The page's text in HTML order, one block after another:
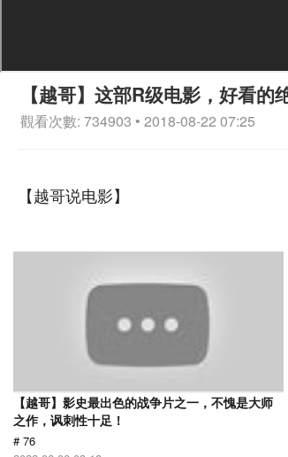
【越哥】这部R级电影，好看的
觀看次數: 734903 • 2018-08-22 07:25
【越哥说电影】
【越哥】影史最出色的战争片之一，不愧是大师
之作，讽刺性十足！
# 76